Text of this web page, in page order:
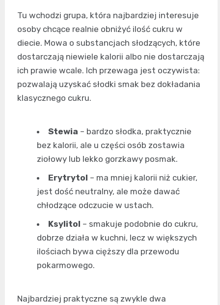
Tu wchodzi grupa, która najbardziej interesuje
osoby chcące realnie obniżyć ilość cukru w
diecie. Mowa o substancjach słodzących, które
dostarczają niewiele kalorii albo nie dostarczają
ich prawie wcale. Ich przewaga jest oczywista:
pozwalają uzyskać słodki smak bez dokładania
klasycznego cukru.
Stewia – bardzo słodka, praktycznie
bez kalorii, ale u części osób zostawia
ziołowy lub lekko gorzkawy posmak.
Erytrytol – ma mniej kalorii niż cukier,
jest dość neutralny, ale może dawać
chłodzące odczucie w ustach.
Ksylitol – smakuje podobnie do cukru,
dobrze działa w kuchni, lecz w większych
ilościach bywa cięższy dla przewodu
pokarmowego.
Najbardziej praktyczne są zwykle dwa